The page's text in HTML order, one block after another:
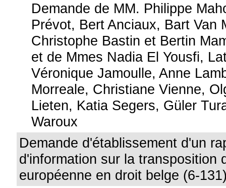
Demande de MM. Philippe
Prévot, Bert Anciaux, Bart Van
Christophe Bastin et Bertin
et de Mmes Nadia El Yousfi,
Véronique Jamoulle, Anne
Morreale, Christiane Vienne,
Lieten, Katia Segers, Güler
Waroux
Demande d'établissement d'un
d'information sur la transposition
européenne en droit belge (6-